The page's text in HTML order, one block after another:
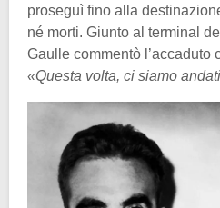
proseguì fino alla
né morti. Giunto al terminal
Gaulle commentò l’accaduto
«Questa volta, ci siamo